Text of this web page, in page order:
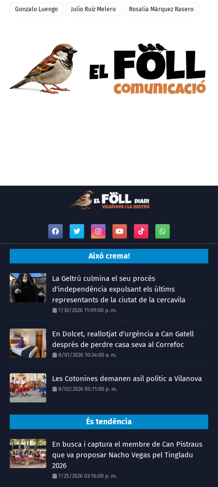
Gonzalo Luengo Julio Ruiz Melero Rosalia Márquez Rasero
Això crema!
La Geltrú culmina el seu procés
d'independència expulsant els últims
representants de la ciutat de la cercavila
7/30/2026 11:09:00 p. m.
En Dolcet, reallotjat d'urgència a Can Gatell
després de perdre casa seva al Correfoc
8/01/2026 10:34:00 a. m.
Les Cotonines demanen asil polític a Vilanova
8/02/2026 05:11:00 p. m.
És tendència
En busca i captura el membre de Can Pistraus
que va proposar Nacho Vegas pel Tingladu
2026
7/25/2026 03:16:00 p. m.